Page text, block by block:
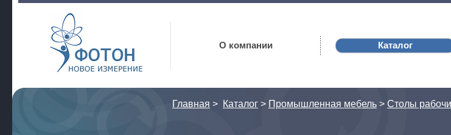
Фотон
О компании Каталог
Главная > Каталог > Промышленная мебель > Столы